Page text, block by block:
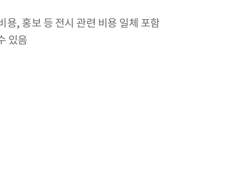
, 홍보 등 전시 관련 비용 일체 포함
있음